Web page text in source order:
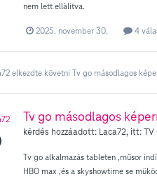
nem lett ellàlitva.
2025. november 30. 4
elkezdte követni Tv go másodlagos
Tv go másodlagos
kérdés hozzáadott: Laca72, itt:TV
Tv go alkalmazás tableten ,műsor
HBO max ,és a skyshowtime se